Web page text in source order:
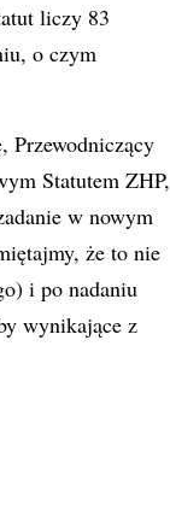
liczy 83
o czym
Przewodniczący
Statutem ZHP,
w nowym
że to nie
i po nadaniu
wynikające z